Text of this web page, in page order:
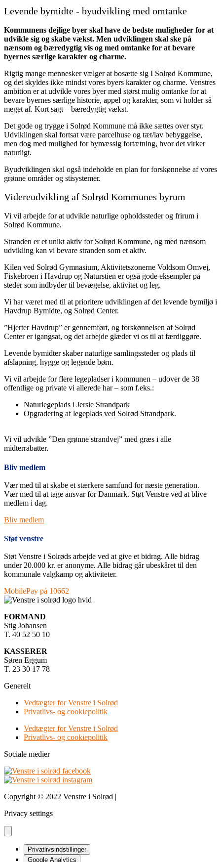
Levende bymidte - byudvikling med omtanke
Kommunens dejlige byer skal have de bedste muligheder for at
udvikle sig og skabe vækst. Men udviklingen skal ske på
nænsom og bæredygtig vis og med omtanke for at bevare
byernes særlige karakter og charme.
Rigtig mange mennesker vælger at bosætte sig I Solrød Kommune,
og det skyldes ikke mindst vores byers karakter og charme. Venstres
ambition er at udvikle vores byer med størst mulig omtanke for at
bevare byernes særlige historie, appel og karakter, som vi holder så
meget af. Kort sagt – bæredygtig vækst.
Det gode og trygge i Solrød Kommune må ikke sættes over styr.
Udviklingen skal fortsat være parcelhuse og tæt/lav bebyggelse,
men dog med mulighed for bymæssig fortætning, hvor det virker
naturligt.
Byudviklingen skal også indeholde en plan for forskønnelse af vores
grønne områder og stisystemer.
Videreudvikling af Solrød Kommunes byrum
Vi vil arbejde for at udvikle naturlige opholdssteder og frirum i
Solrød Kommune.
Stranden er et unikt aktiv for Solrød Kommune, og med nænsom
udvikling kan vi bevare stranden som et aktiv.
Kilen ved Solrød Gymnasium, Aktivitetszonerne Voldsom Omvej,
Fiskebroen i Havdrup og Naturstien er også gode eksempler på
steder som indbyder til bevægelse, aktivitet og leg.
Vi har været med til at prioritere udviklingen af det levende bymiljø i
Havdrup Bymidte, og Solrød Center.
”Hjerter Havdrup” er gennemført, og forskønnelsen af Solrød
Center er igangsat, og det arbejde glæder vi os til at færdiggøre.
Levende bymidter skaber naturlige samlingssteder og plads til
afslapning, hygge og legende børn.
Vi vil arbejde for flere legepladser i kommunen – udover de 38
offentlige og private vi allerede har – som f.eks.:
Naturlegeplads i Jersie Strandpark
Opgradering af legeplads ved Solrød Strandpark.
Vi vil udvikle ”Den grønne strandvej” med græs i alle
midterrabatter.
Bliv medlem
Vær med til at skabe et stærkere samfund for næste generation.
Vær med til at tage ansvar for Danmark. Støt Venstre ved at blive
medlem i dag.
Bliv medlem
Støt venstre
Støt Venstre i Solrøds arbejde ved at give et bidrag. Alle bidrag
under 20.000 kr. er anonyme. Alle bidrag går ubeskåret til den
kommunale valgkamp og aktiviteter.
MobilePay på 10662
FORMAND
Stig Johansen
T. 40 52 50 10
KASSERER
Søren Eggum
T. 23 30 17 78
Generelt
Vedtægter for Venstre i Solrød
Privatlivs- og cookiepolitik
Vedtægter for Venstre i Solrød
Privatlivs- og cookiepolitik
Sociale medier
Copyright © 2022 Venstre i Solrød |
Privacy settings
Privatlivsindstillinger
Google Analytics